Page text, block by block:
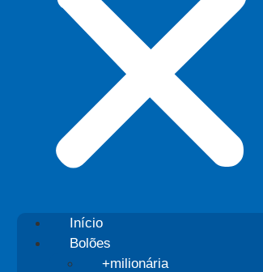
Início
Bolões
+milionária